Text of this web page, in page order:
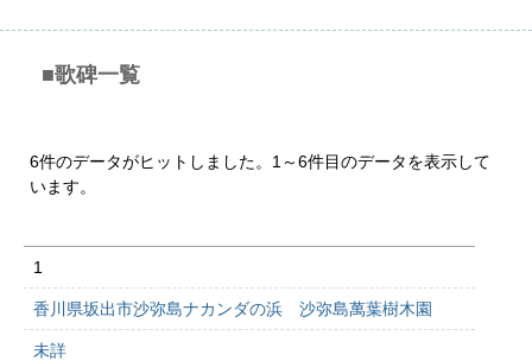
■歌碑一覧
6件のデータがヒットしました。1～6件目のデータを表示して
います。
1
香川県坂出市沙弥島ナカンダの浜 沙弥島萬葉樹木園
未詳